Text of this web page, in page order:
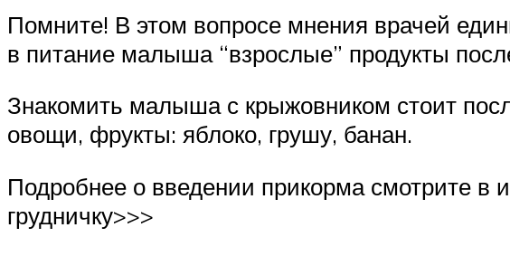
Помните! В этом вопросе мнения врачей
в питание малыша “взрослые” продукты
Знакомить малыша с крыжовником стоит
овощи, фрукты: яблоко, грушу, банан.
Подробнее о введении прикорма смотрите в
грудничку>>>